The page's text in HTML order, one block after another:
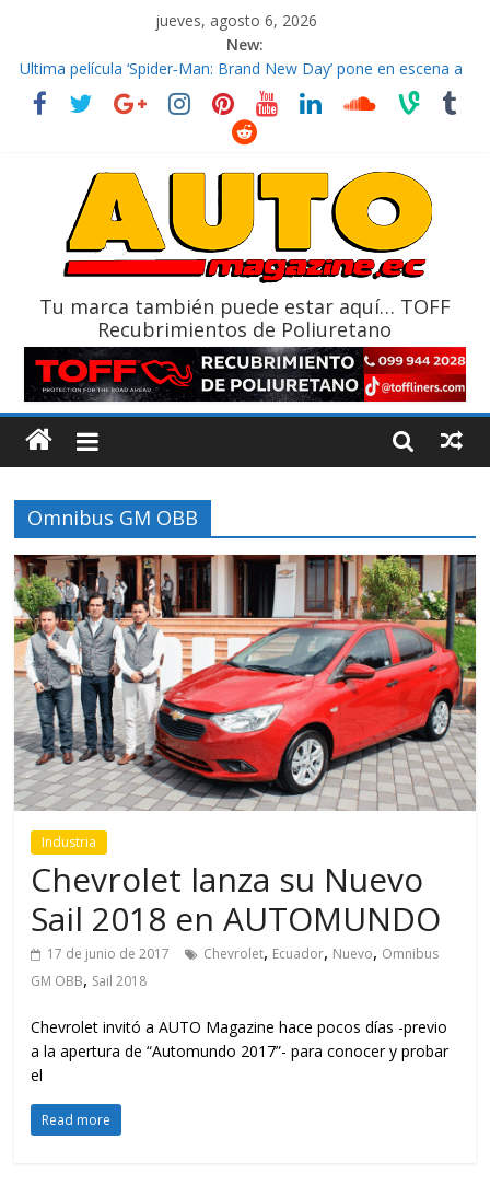
jueves, agosto 6, 2026
New:
El costo de tener un vehículo gana protagonismo a la hora de
decidir
Ultima película ‘Spider‑Man: Brand New Day’ pone en escena a
La Vuelta al Ecuador 2026, edición 47ª, recorre 7 provincias en 8
La FEDAK recibe 12 Sinotruk Bolden para cubrir las rutas de La
Tu marca también puede estar aquí… TOFF
Recubrimientos de Poliuretano
Omnibus GM OBB
Industria
Chevrolet lanza su Nuevo
Sail 2018 en AUTOMUNDO
17 de junio de 2017 Chevrolet, Ecuador, Nuevo, Omnibus
GM OBB, Sail 2018
Chevrolet invitó a AUTO Magazine hace pocos días -previo
a la apertura de “Automundo 2017”- para conocer y probar
el
Read more